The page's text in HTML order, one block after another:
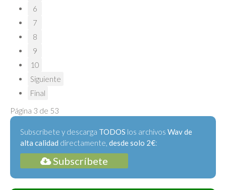
6
7
8
9
10
Siguiente
Final
Página 3 de 53
Subscríbete y descarga TODOS los archivos Wav de
alta calidad directamente, desde solo 2€:
Subscríbete